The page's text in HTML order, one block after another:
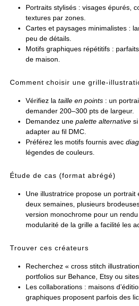
Portraits stylisés : visages épurés,
textures par zones.
Cartes et paysages minimalistes :
peu de détails.
Motifs graphiques répétitifs :
de maison.
Comment choisir une grille-
Vérifiez la taille en points : un
demander 200–300 pts de largeur.
Demandez une palette alternative
adapter au fil DMC.
Préférez les motifs fournis avec
légendes de couleurs.
Étude de cas (format abrégé)
Une illustratrice propose un portrait
deux semaines, plusieurs
version monochrome pour un
modularité de la grille a facilité les
Trouver ces créateurs
Recherchez « cross stitch
portfolios sur Behance, Etsy ou
Les collaborations : maisons
graphiques proposent parfois des